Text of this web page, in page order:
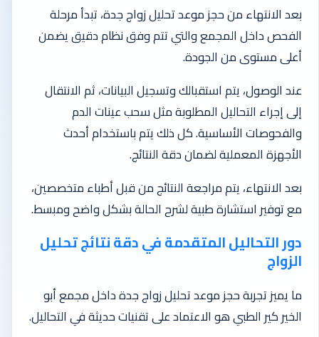
بعد الانتهاء من حجز موعد تحليل زواج جدة، تبدأ مرحلة
الفحص داخل المجمع والتي تتم وفق نظام دقيق يضمن
أعلى مستوى من الجودة.
عند الوصول، يتم استقبالك وتسجيل البيانات، ثم الانتقال
إلى إجراء التحاليل المطلوبة مثل سحب عينات الدم
والفحوصات الأساسية. كل ذلك يتم باستخدام أحدث
الأجهزة المعملية لضمان دقة النتائج.
بعد الانتهاء، يتم مراجعة النتائج من قبل أطباء متخصصين،
مع توفير استشارة طبية لشرح الحالة بشكل واضح ومبسط.
دور التحاليل المتقدمة في دقة نتائج تحليل
الزواج
ما يميز تجربة حجز موعد تحليل زواج جدة داخل مجمع أبو
الخير كير الطبي هو الاعتماد على تقنيات حديثة في التحاليل.